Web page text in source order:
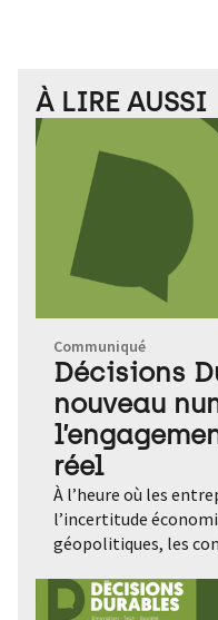
À LIRE AUSSI
Communiqué
Décisions
nouveau
réel
À l’heure où les
l’incertitude
géopolitiques, les
leurs engagements ?